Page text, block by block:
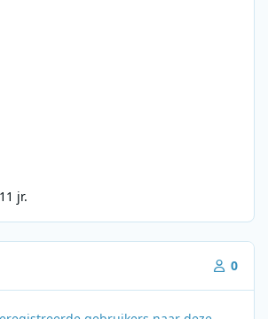
11 jr.
0